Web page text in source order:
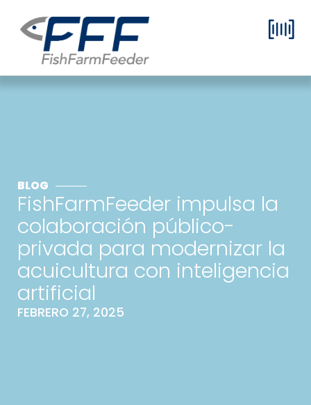
BLOG
FishFarmFeeder impulsa la
colaboración público-
privada para modernizar la
acuicultura con inteligencia
artificial
FEBRERO 27, 2025